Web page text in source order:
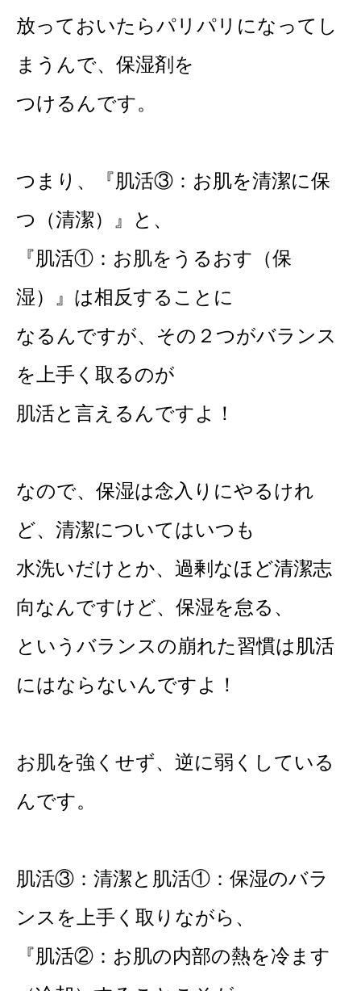
放っておいたらパリパリになってし
まうんで、保湿剤を
つけるんです。
つまり、『肌活③：お肌を清潔に保
つ（清潔）』と、
『肌活①：お肌をうるおす（保
湿）』は相反することに
なるんですが、その２つがバランス
を上手く取るのが
肌活と言えるんですよ！
なので、保湿は念入りにやるけれ
ど、清潔についてはいつも
水洗いだけとか、過剰なほど清潔志
向なんですけど、保湿を怠る、
というバランスの崩れた習慣は肌活
にはならないんですよ！
お肌を強くせず、逆に弱くしている
んです。
肌活③：清潔と肌活①：保湿のバラ
ンスを上手く取りながら、
『肌活②：お肌の内部の熱を冷ます